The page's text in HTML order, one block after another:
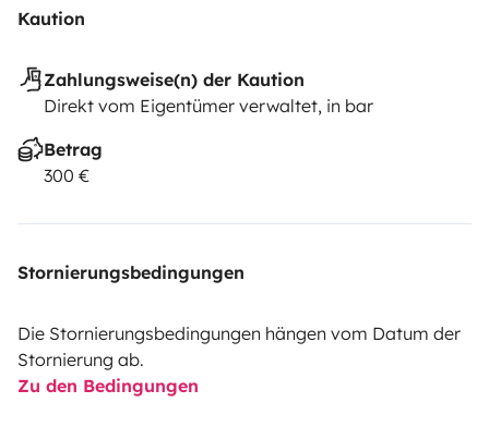
Kaution
Zahlungsweise(n) der Kaution
Direkt vom Eigentümer verwaltet, in bar
Betrag
300 €
Stornierungsbedingungen
Die Stornierungsbedingungen hängen vom Datum der
Stornierung ab.
Zu den Bedingungen